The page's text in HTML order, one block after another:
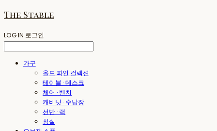
The Stable
LOG IN 로그인
가구
올드 파인 컬렉션
테이블 · 데스크
체어 · 벤치
캐비닛 · 수납장
선반 · 랙
침실